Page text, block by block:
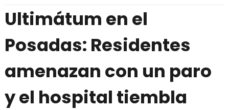
Ultimátum en el
Posadas: Residentes
amenazan con un paro
y el hospital tiembla